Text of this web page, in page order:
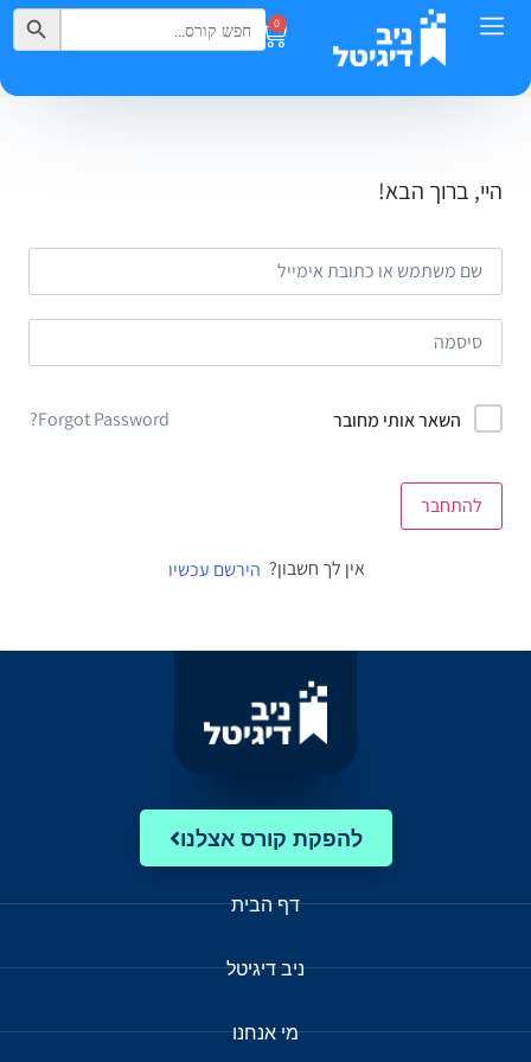
0
Search
for:
Search Button
היי, ברוך הבא!
השאר אותי מחובר Forgot Password?
להתחבר
אין לך חשבון? הירשם עכשיו
להפקת קורס אצלנו
דף הבית
ניב דיגיטל
מי אנחנו